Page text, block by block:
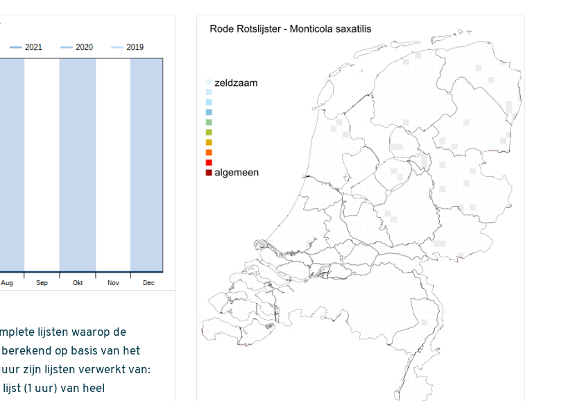
lijsten waarop de
op basis van het
zijn lijsten verwerkt van:
(1 uur) van heel